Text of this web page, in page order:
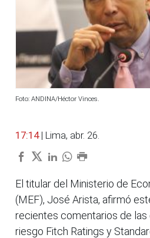
Foto: ANDINA/Héctor Vinces.
17:14 | Lima, abr. 26.
El titular del Ministerio de
(MEF), José Arista, afirmó
recientes comentarios de las
riesgo Fitch Ratings y